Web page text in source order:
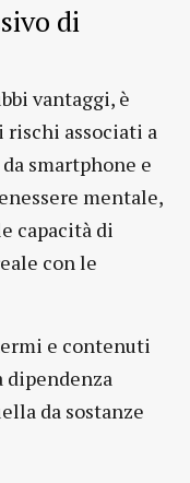
di
vantaggi, è
associati a
smartphone e
mentale,
capacità di
con le
e contenuti
dipendenza
da sostanze